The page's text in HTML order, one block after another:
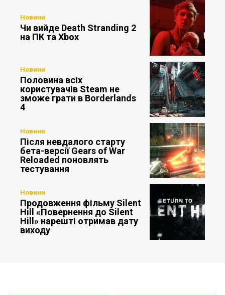
Новини
Чи вийде Death Stranding 2
на ПК та Xbox
Новини
Половина всіх
користувачів Steam не
зможе грати в Borderlands
4
Новини
Після невдалого старту
бета-версії Gears of War
Reloaded поновлять
тестування
Новини
Продовження фільму Silent
Hill «Повернення до Silent
Hill» нарешті отримав дату
виходу